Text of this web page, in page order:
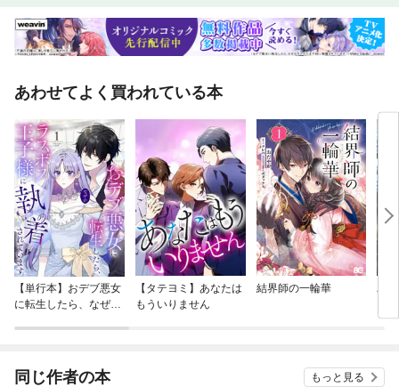
あわせてよく買われている本
【単行本】おデブ悪女
に転生したら、なぜか
【タテヨミ】あなたは
もういりません
結界師の一輪華
バ
今
同じ作者の本 もっと見る